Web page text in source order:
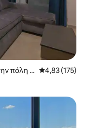
πόλη P Μέση
4,83 (175)